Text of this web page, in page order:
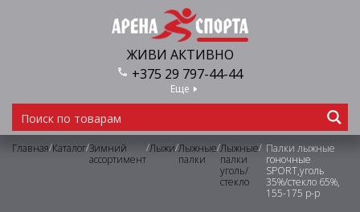
ЖИВИ АКТИВНО
+375 29 797-44-44
Еще
Главная/Каталог/Зимний
ассортимент
/Лыжи/Лыжные
палки
/Лыжные
палки
уголь/
стекло
/ Палки лыжные
гоночные
SPORT,уголь
35%/стекло 65%,
155-175 р-р